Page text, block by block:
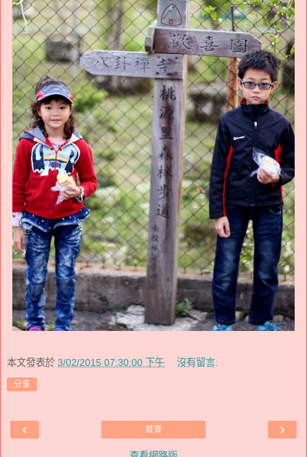
本文發表於 3/02/2015 07:30:00 下午 沒有留言:
分享
‹ ›
首頁